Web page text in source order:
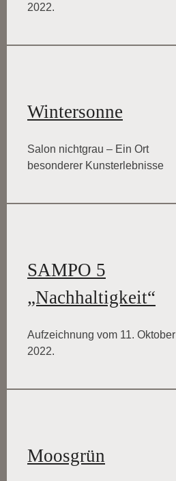
2022.
Wintersonne
Salon nichtgrau – Ein Ort
besonderer Kunsterlebnisse
SAMPO 5
„Nachhaltigkeit“
Aufzeichnung vom 11. Oktober
2022.
Moosgrün